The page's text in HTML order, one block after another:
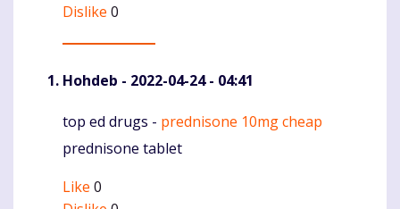
Dislike 0
Hohdeb - 2022-04-24 - 04:41
Komentaras
top ed drugs - prednisone 10mg cheap
prednisone tablet
Like 0